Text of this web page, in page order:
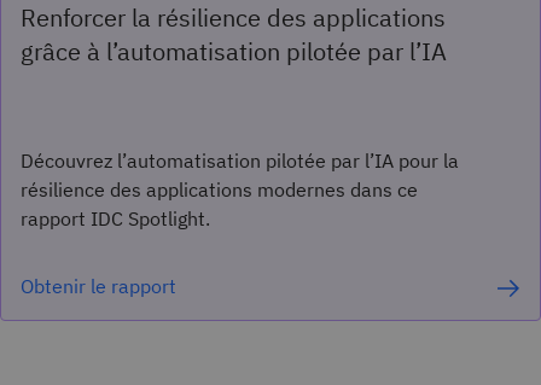
Renforcer la résilience des applications
grâce à l’automatisation pilotée par l’IA
Découvrez l’automatisation pilotée par l’IA pour la
résilience des applications modernes dans ce
rapport IDC Spotlight.
Obtenir le rapport